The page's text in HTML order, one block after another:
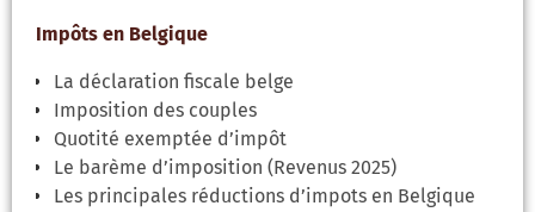
Impôts en Belgique
La déclaration fiscale belge
Imposition des couples
Quotité exemptée d’impôt
Le barème d’imposition (Revenus 2025)
Les principales réductions d’impots en Belgique